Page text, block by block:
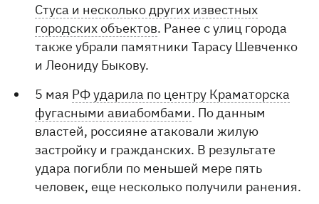
Стуса и несколько других известных
городских объектов. Ранее с улиц города
также убрали памятники Тарасу Шевченко
и Леониду Быкову.
5 мая РФ ударила по центру Краматорска
фугасными авиабомбами. По данным
властей, россияне атаковали жилую
застройку и гражданских. В результате
удара погибли по меньшей мере пять
человек, еще несколько получили ранения.